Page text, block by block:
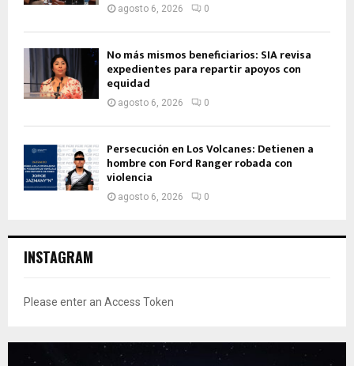
agosto 6, 2026 0
No más mismos beneficiarios: SIA revisa
expedientes para repartir apoyos con
equidad
agosto 6, 2026 0
Persecución en Los Volcanes: Detienen a
hombre con Ford Ranger robada con
violencia
agosto 6, 2026 0
INSTAGRAM
Please enter an Access Token